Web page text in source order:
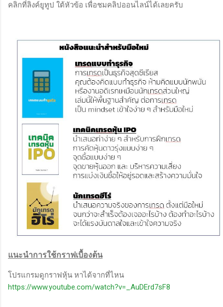
คลิกที่ลิงค์ยูทูป ใต้หัวข้อ เพื่อชมคลิปออนไลน์ได้เลยครับ
แนะนำการใช้กราฟเบื้องต้น
โปรแกรมดูกราฟหุ้น หาได้จากที่ไหน
https://www.youtube.com/watch?v=_AuDErd7sF8